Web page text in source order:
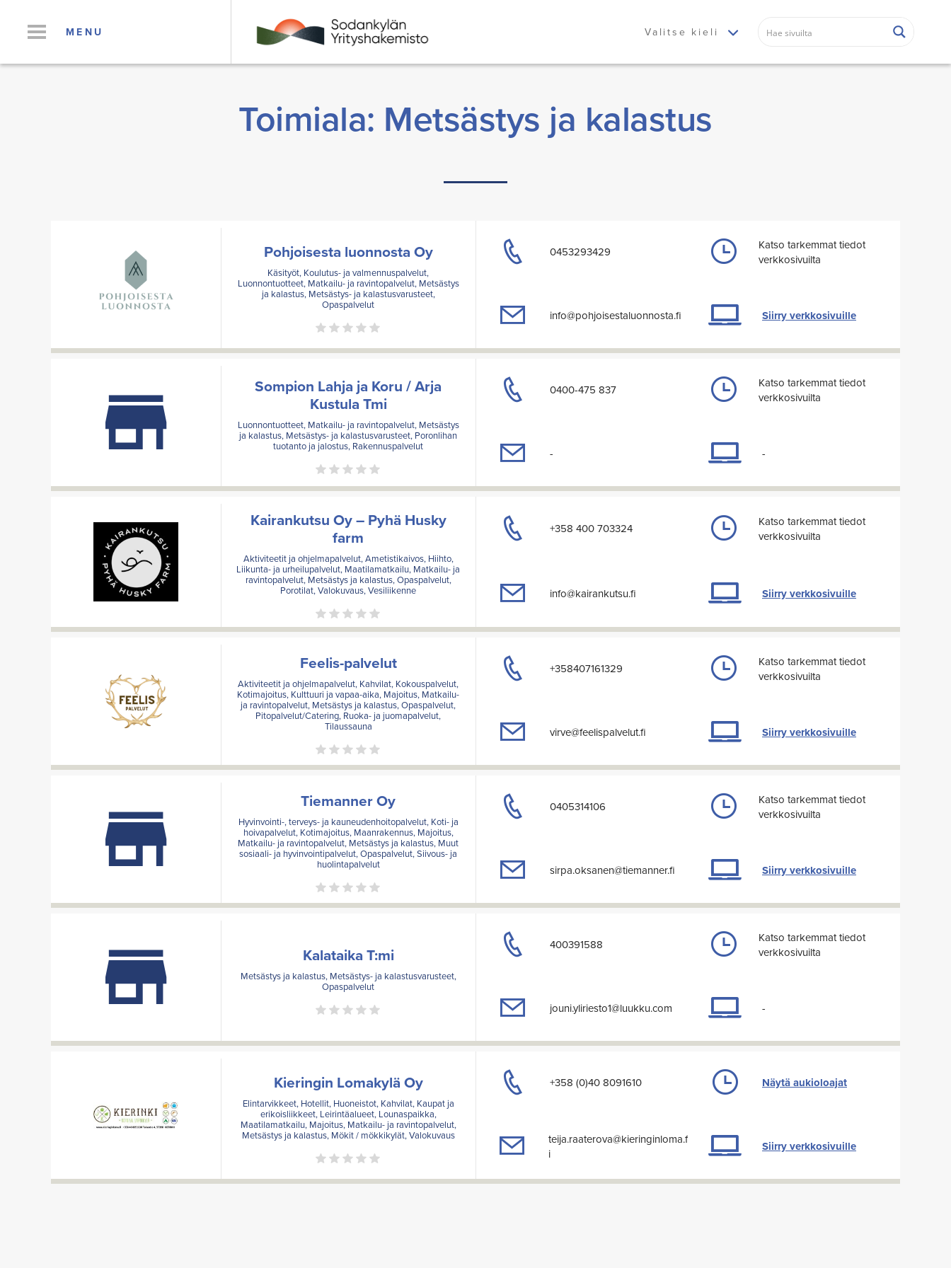
MENU Valitse kieli
Toimiala: Metsästys ja kalastus
Pohjoisesta luonnosta Oy
Käsityöt, Koulutus- ja valmennuspalvelut,
Luonnontuotteet, Matkailu- ja ravintopalvelut, Metsästys
ja kalastus, Metsästys- ja kalastusvarusteet,
Opaspalvelut
0453293429
info@pohjoisestaluonnosta.fi
Katso tarkemmat tiedot
verkkosivuilta
Siirry verkkosivuille
Sompion Lahja ja Koru / Arja
Kustula Tmi
Luonnontuotteet, Matkailu- ja ravintopalvelut, Metsästys
ja kalastus, Metsästys- ja kalastusvarusteet, Poronlihan
tuotanto ja jalostus, Rakennuspalvelut
0400-475 837
-
Katso tarkemmat tiedot
verkkosivuilta
-
Kairankutsu Oy – Pyhä Husky
farm
Aktiviteetit ja ohjelmapalvelut, Ametistikaivos, Hiihto,
Liikunta- ja urheilupalvelut, Maatilamatkailu, Matkailu- ja
ravintopalvelut, Metsästys ja kalastus, Opaspalvelut,
Porotilat, Valokuvaus, Vesiliikenne
+358 400 703324
info@kairankutsu.fi
Katso tarkemmat tiedot
verkkosivuilta
Siirry verkkosivuille
Feelis-palvelut
Aktiviteetit ja ohjelmapalvelut, Kahvilat, Kokouspalvelut,
Kotimajoitus, Kulttuuri ja vapaa-aika, Majoitus, Matkailu-
ja ravintopalvelut, Metsästys ja kalastus, Opaspalvelut,
Pitopalvelut/Catering, Ruoka- ja juomapalvelut,
Tilaussauna
+358407161329
virve@feelispalvelut.fi
Katso tarkemmat tiedot
verkkosivuilta
Siirry verkkosivuille
Tiemanner Oy
Hyvinvointi-, terveys- ja kauneudenhoitopalvelut, Koti- ja
hoivapalvelut, Kotimajoitus, Maanrakennus, Majoitus,
Matkailu- ja ravintopalvelut, Metsästys ja kalastus, Muut
sosiaali- ja hyvinvointipalvelut, Opaspalvelut, Siivous- ja
huolintapalvelut
0405314106
sirpa.oksanen@tiemanner.fi
Katso tarkemmat tiedot
verkkosivuilta
Siirry verkkosivuille
Kalataika T:mi
Metsästys ja kalastus, Metsästys- ja kalastusvarusteet,
Opaspalvelut
400391588
jouni.yliriesto1@luukku.com
Katso tarkemmat tiedot
verkkosivuilta
-
Kieringin Lomakylä Oy
Elintarvikkeet, Hotellit, Huoneistot, Kahvilat, Kaupat ja
erikoisliikkeet, Leirintäalueet, Lounaspaikka,
Maatilamatkailu, Majoitus, Matkailu- ja ravintopalvelut,
Metsästys ja kalastus, Mökit / mökkikylät, Valokuvaus
+358 (0)40 8091610
teija.raaterova@kieringinloma.f
i
Näytä aukioloajat
Siirry verkkosivuille